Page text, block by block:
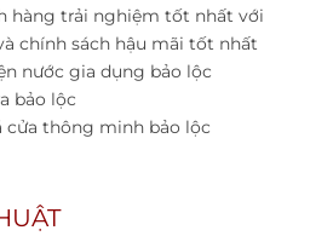
hàng trải nghiệm tốt nhất với
chính sách hậu mãi tốt nhất
nước gia dụng bảo lộc
bảo lộc
cửa thông minh bảo lộc